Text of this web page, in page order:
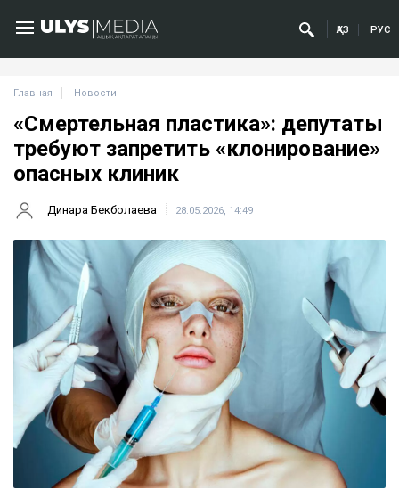
ҚАЗ РУС
Главная Новости
«Смертельная пластика»: депутаты
требуют запретить «клонирование»
опасных клиник
Динара Бекболаева 28.05.2026, 14:49